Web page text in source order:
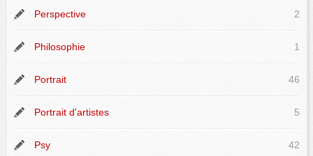
Perspective 2
Philosophie 1
Portrait 46
Portrait d'artistes 5
Psy 42